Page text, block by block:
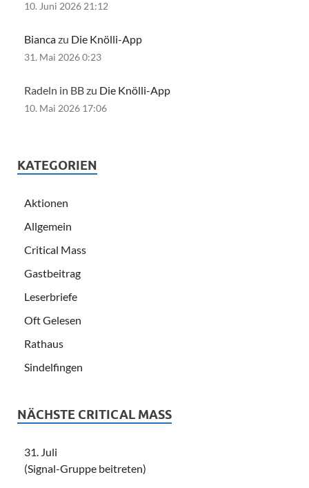
10. Juni 2026 21:12
Biancazu Die Knölli-App
31. Mai 2026 0:23
Radeln in BB zu Die Knölli-App
10. Mai 2026 17:06
KATEGORIEN
Aktionen
Allgemein
Critical Mass
Gastbeitrag
Leserbriefe
Oft Gelesen
Rathaus
Sindelfingen
NÄCHSTE CRITICAL MASS
31. Juli
(Signal-Gruppe beitreten)